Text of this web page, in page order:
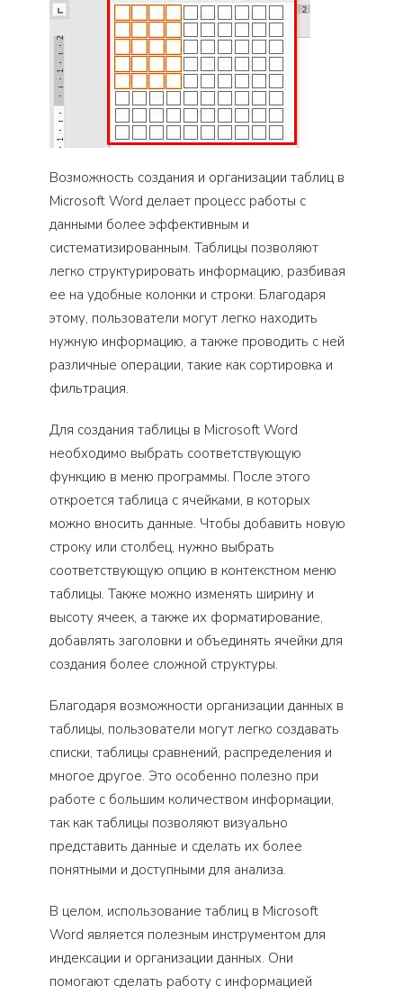
Возможность создания и организации таблиц в
Microsoft Word делает процесс работы с
данными более эффективным и
систематизированным. Таблицы позволяют
легко структурировать информацию, разбивая
ее на удобные колонки и строки. Благодаря
этому, пользователи могут легко находить
нужную информацию, а также проводить с ней
различные операции, такие как сортировка и
фильтрация.
Для создания таблицы в Microsoft Word
необходимо выбрать соответствующую
функцию в меню программы. После этого
откроется таблица с ячейками, в которых
можно вносить данные. Чтобы добавить новую
строку или столбец, нужно выбрать
соответствующую опцию в контекстном меню
таблицы. Также можно изменять ширину и
высоту ячеек, а также их форматирование,
добавлять заголовки и объединять ячейки для
создания более сложной структуры.
Благодаря возможности организации данных в
таблицы, пользователи могут легко создавать
списки, таблицы сравнений, распределения и
многое другое. Это особенно полезно при
работе с большим количеством информации,
так как таблицы позволяют визуально
представить данные и сделать их более
понятными и доступными для анализа.
В целом, использование таблиц в Microsoft
Word является полезным инструментом для
индексации и организации данных. Они
помогают сделать работу с информацией